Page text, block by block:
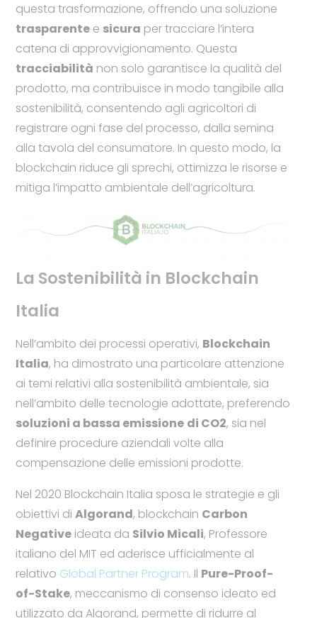
questa trasformazione, offrendo una soluzione
trasparentee sicura per tracciare l’intera
catena di approvvigionamento. Questa
tracciabilità non solo garantisce la qualità del
prodotto, ma contribuisce in modo tangibile alla
sostenibilità, consentendo agli agricoltori di
registrare ogni fase del processo, dalla semina
alla tavola del consumatore. In questo modo, la
blockchain riduce gli sprechi, ottimizza le risorse e
mitiga l’impatto ambientale dell’agricoltura.
La Sostenibilità in Blockchain
Italia
Nell’ambito dei processi operativi, Blockchain
Italia, ha dimostrato una particolare attenzione
ai temi relativi alla sostenibilità ambientale, sia
nell’ambito delle tecnologie adottate, preferendo
soluzioni a bassa emissione di CO2, sia nel
definire procedure aziendali volte alla
compensazione delle emissioni prodotte.
Nel 2020 Blockchain Italia sposa le strategie e gli
obiettivi di Algorand, blockchain Carbon
Negativeideata da Silvio Micali, Professore
italiano del MIT ed aderisce ufficialmente al
relativo Global Partner Program. Il Pure-Proof-
of-Stake, meccanismo di consenso ideato ed
utilizzato da Algorand, permette di ridurre al